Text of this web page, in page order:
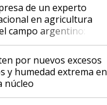
de un experto
en agricultura
campo argentino:
muy impresionado"
por nuevos excesos
y humedad extrema en
núcleo